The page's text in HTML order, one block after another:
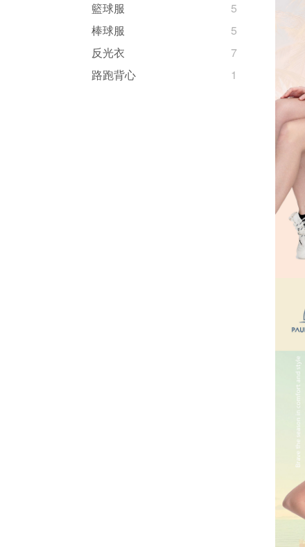
籃球服
5
棒球服
5
反光衣
7
路跑背心
1